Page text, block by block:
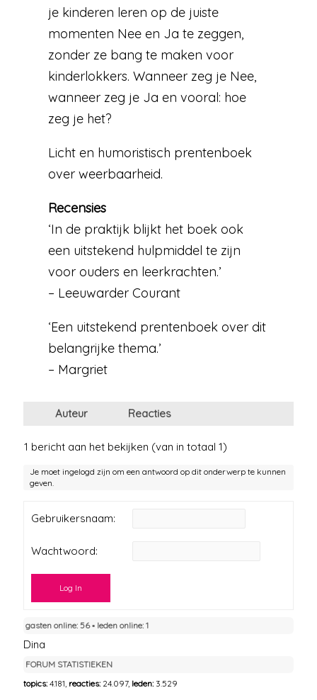
je kinderen leren op de juiste
momenten Nee en Ja te zeggen,
zonder ze bang te maken voor
kinderlokkers. Wanneer zeg je Nee,
wanneer zeg je Ja en vooral: hoe
zeg je het?
Licht en humoristisch prentenboek
over weerbaarheid.
Recensies
‘In de praktijk blijkt het boek ook
een uitstekend hulpmiddel te zijn
voor ouders en leerkrachten.’
– Leeuwarder Courant
‘Een uitstekend prentenboek over dit
belangrijke thema.’
– Margriet
Auteur Reacties
1 bericht aan het bekijken (van in totaal 1)
Je moet ingelogd zijn om een antwoord op dit onderwerp te kunnen
geven.
Gebruikersnaam:
Wachtwoord:
Log In
gasten online: 56 ▪︎ leden online: 1
Dina
FORUM STATISTIEKEN
topics:4.181, reacties: 24.097, leden: 3.529